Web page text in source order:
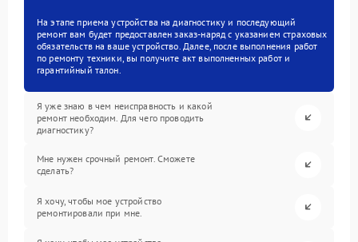
На этапе приема устройства на диагностику и последующий
ремонт вам будет предоставлен заказ-наряд с указанием страховых
обязательств на ваше устройство. Далее, после выполнения работ
по ремонту техники, вы получите акт выполненных работ и
гарантийный талон.
Я уже знаю в чем неисправность и какой
ремонт необходим. Для чего проводить
диагностику?
Мне нужен срочный ремонт. Сможете
сделать?
Я хочу, чтобы мое устройство
ремонтировали при мне.